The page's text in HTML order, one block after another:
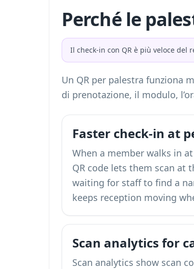
Perché le
Il check-in con QR è più veloce del
Un QR per palestra funziona
di prenotazione, il modulo,
Faster check-in at
When a member walks in
QR code lets them scan at
waiting for staff to find a
keeps reception moving
Scan analytics for
Scan analytics show scan